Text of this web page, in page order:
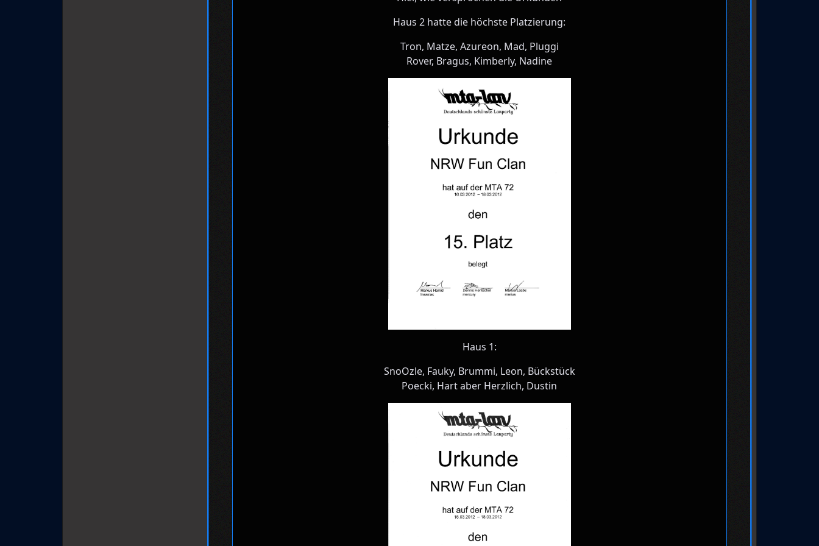
Haus 2 hatte die höchste Platzierung:
Tron, Matze, Azureon, Mad, Pluggi
Rover, Bragus, Kimberly, Nadine
Haus 1:
SnoOzle, Fauky, Brummi, Leon, Bückstück
Poecki, Hart aber Herzlich, Dustin